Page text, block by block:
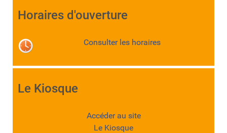
Horaires d'ouverture
Consulter les horaires
Le Kiosque
Accéder au site
Le Kiosque